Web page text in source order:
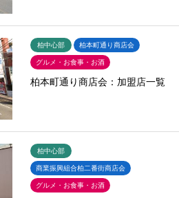
柏中心部 柏本町通り商店会
グルメ・お食事・お酒
柏本町通り商店会：加盟店一覧
柏中心部
商業振興組合柏二番街商店会
グルメ・お食事・お酒